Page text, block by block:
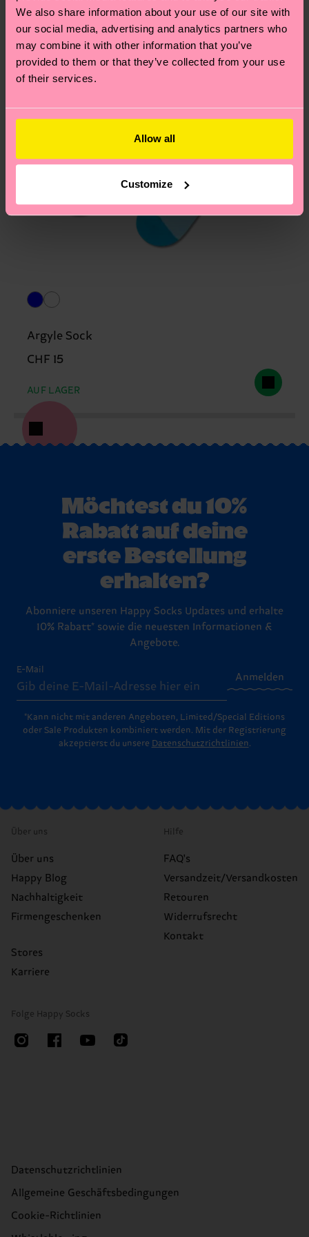
We also share information about your use of our site with
our social media, advertising and analytics partners who
may combine it with other information that you’ve
provided to them or that they’ve collected from your use
of their services.
Allow all
Customize
Hilfebereich im Artikel Retouren findest du die
am häufigsten gestellten Fragen.
Argyle Sock
CHF 15
AUF LAGER
Möchtest du 10%
Rabatt auf deine
erste Bestellung
erhalten?
Abonniere unseren Happy Socks Updates und erhalte
10% Rabatt* sowie die neuesten Informationen &
Angebote.
E-Mail
Anmelden
*Kann nicht mit anderen Angeboten, Limited/Special Editions
oder Sale Produkten kombiniert werden. Mit der Registrierung
akzeptierst du unsere Datenschutzrichtlinien.
Über uns
Über uns
Happy Blog
Nachhaltigkeit
Firmengeschenken
Stores
Karriere
Hilfe
FAQ's
Versandzeit/Versandkosten
Retouren
Widerrufsrecht
Kontakt
Folge Happy Socks
Datenschutzrichtlinien
Allgemeine Geschäftsbedingungen
Cookie-Richtlinien